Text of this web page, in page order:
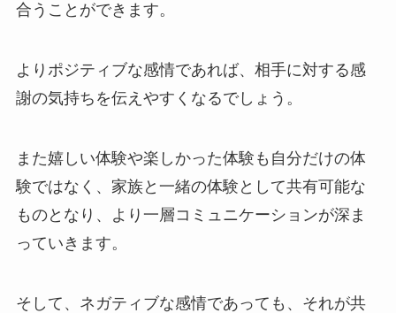
合うことができます。
よりポジティブな感情であれば、相手に対する感
謝の気持ちを伝えやすくなるでしょう。
また嬉しい体験や楽しかった体験も自分だけの体
験ではなく、家族と一緒の体験として共有可能な
ものとなり、より一層コミュニケーションが深ま
っていきます。
そして、ネガティブな感情であっても、それが共